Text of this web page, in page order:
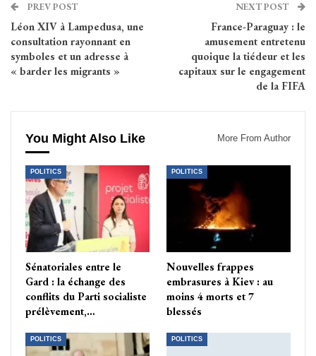
PREV POST
Léon XIV à Lampedusa, une
consultation rayonnant en
symboles et un adresse à
« barder les migrants »
NEXT POST
France-Paraguay : le
amusement entretenu
quoique la tiédeur et les
capitaux sur le engagement
de la FIFA
You Might Also Like More From Author
POLITICS
Sénatoriales entre le
Gard : la échange des
conflits du Parti socialiste
prélèvement,…
POLITICS
Nouvelles frappes
embrasures à Kiev : au
moins 4 morts et 7
blessés
POLITICS POLITICS